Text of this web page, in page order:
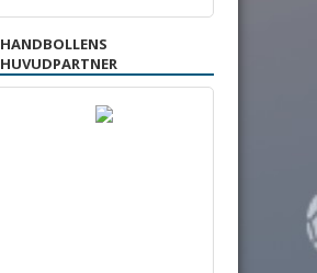
HANDBOLLENS
HUVUDPARTNER